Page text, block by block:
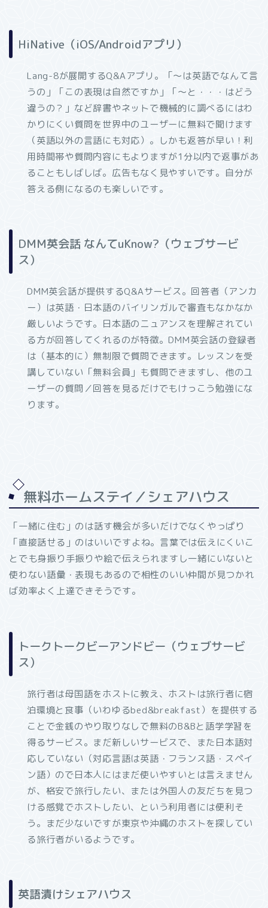
HiNative（iOS/Androidアプリ）
Lang-8が展開するQ&Aアプリ。「〜は英語でなんて言
うの」「この表現は自然ですか」「〜と・・・はどう
違うの？」など辞書やネットで機械的に調べるにはわ
かりにくい質問を世界中のユーザーに無料で聞けます
（英語以外の言語にも対応）。しかも返答が早い！利
用時間帯や質問内容にもよりますが1分以内で返事があ
ることもしばしば。広告もなく見やすいです。自分が
答える側になるのも楽しいです。
DMM英会話 なんてuKnow?（ウェブサービ
ス）
DMM英会話が提供するQ&Aサービス。回答者（アンカ
ー）は英語・日本語のバイリンガルで審査もなかなか
厳しいようです。日本語のニュアンスを理解されてい
る方が回答してくれるのが特徴。DMM英会話の登録者
は（基本的に）無制限で質問できます。レッスンを受
講していない「無料会員」も質問できますし、他のユ
ーザーの質問／回答を見るだけでもけっこう勉強にな
ります。
無料ホームステイ／シェアハウス
「一緒に住む」のは話す機会が多いだけでなくやっぱり
「直接話せる」のはいいですよね。言葉では伝えにくいこ
とでも身振り手振りや絵で伝えられますし一緒にいないと
使わない語彙・表現もあるので相性のいい仲間が見つかれ
ば効率よく上達できそうです。
トークトークビーアンドビー（ウェブサービ
ス）
旅行者は母国語をホストに教え、ホストは旅行者に宿
泊環境と食事（いわゆるbed&breakfast）を提供する
ことで金銭のやり取りなしで無料のB&Bと語学学習を
得るサービス。まだ新しいサービスで、また日本語対
応していない（対応言語は英語・フランス語・スペイ
ン語）ので日本人にはまだ使いやすいとは言えません
が、格安で旅行したい、または外国人の友だちを見つ
ける感覚でホストしたい、という利用者には便利そ
う。まだ少ないですが東京や沖縄のホストを探してい
る旅行者がいるようです。
英語漬けシェアハウス